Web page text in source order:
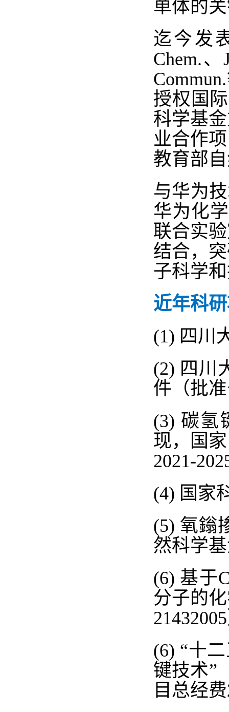
单体的
迄今发
Chem.、
Commun.
授权国
科学基
业合作
教育部
与华为
华为化
联合实
结合，
子科学
近年科
(1) 四川
(2) 四川
件（批
(3) 碳氢
现，国
2021-
(4) 国家
(5) 氧鎓
然科学
(6) 基于
分子的
21432005
(6) “十
键技术”
目总经费